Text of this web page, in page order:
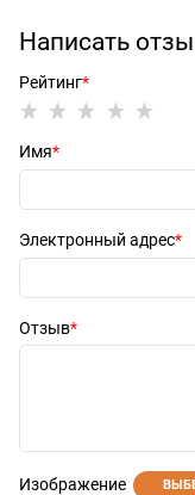
Написать
Рейтинг
Имя
Электронный адрес
Отзыв
Изображение